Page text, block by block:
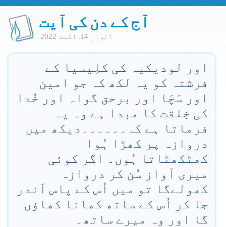
آج کے دن کی آیت
اتوار 14. اگست 2022
اور لودیکیہ کی کلِیسیا کے
فرشتہ کو یہ لکھ کہ جو امین
اور سَچَا اور برحق گواہ اور خُدا
کی خِلقت کا مبدا ہے وہ یہ
فرماتا ہے کہ۔۔۔۔۔۔دیکھ میں
دروازہ پر کھڑا ہُوا
کھٹکھٹاتا ہُوں۔ اگر کوئی
میری آواز سُن کر دروازہ
کھولےگا تو میں اُس کے پاس اَندر
جا کر اُس کے ساتھ کھانا کھاؤں
گا اور وہ میرے ساتھ۔